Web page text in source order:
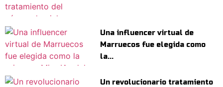
Una influencer virtual de
Marruecos fue elegida como
la...
Un revolucionario tratamiento